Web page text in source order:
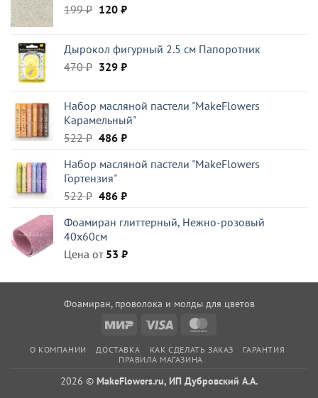
199₽ Первоначальная
199 ₽.
120 ₽Текущая
Дырокол фигурный 2.5 см Папоротник
470₽ Первоначальная
470 ₽.
329 ₽Текущая
Набор масляной пастели "MakeFlowers
Карамельный"
522₽ Первоначальная
составляла
522 ₽.
486 ₽Текущая
486 ₽.
Набор масляной пастели "MakeFlowers
Гортензия"
522₽ Первоначальная
составляла
522 ₽.
486 ₽Текущая
486 ₽.
Фоамиран глиттерный, Нежно-розовый
40x60см
Цена от 53 ₽
Фоамиран, проволока и молды для цветов
Mir
Visa
О КОМПАНИИ ДОСТАВКА КАК СДЕЛАТЬ ЗАКАЗ
ГАРАНТИЯ
ПРАВИЛА МАГАЗИНА
2026 © MakeFlowers.ru, ИП Дубровский А.А.